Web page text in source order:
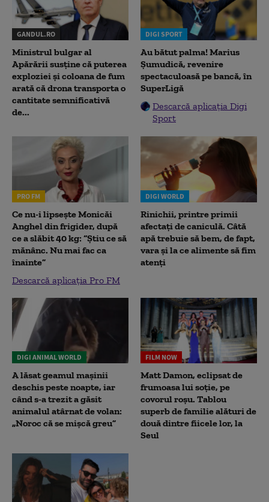
GANDUL.RO
Ministrul bulgar al
Apărării susține că puterea
exploziei și coloana de fum
arată că drona transporta o
cantitate semnificativă
de...
DIGI SPORT
Au bătut palma! Marius
Șumudică, revenire
spectaculoasă pe bancă, în
SuperLigă
Descarcă aplicația Digi
Sport
PRO FM
Ce nu-i lipsește Monicăi
Anghel din frigider, după
ce a slăbit 40 kg: “Știu ce să
mănânc. Nu mai fac ca
înainte”
Descarcă aplicația Pro FM
DIGI WORLD
Rinichii, printre primii
afectați de caniculă. Câtă
apă trebuie să bem, de fapt,
vara și la ce alimente să fim
atenți
DIGI ANIMAL WORLD
A lăsat geamul mașinii
deschis peste noapte, iar
când s-a trezit a găsit
animalul atârnat de volan:
„Noroc că se mișcă greu”
FILM NOW
Matt Damon, eclipsat de
frumoasa lui soție, pe
covorul roșu. Tablou
superb de familie alături de
două dintre fiicele lor, la
Seul